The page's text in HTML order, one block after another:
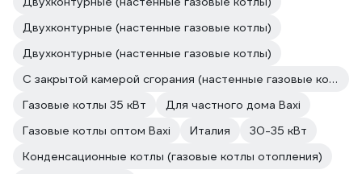
Двухконтурные (настенные газовые котлы)
Двухконтурные (настенные газовые котлы)
С закрытой камерой сгорания (настенные газовые котлы)
Газовые котлы 35 кВт
Для частного дома Baxi
Газовые котлы оптом Baxi
Италия
30-35 кВт
Конденсационные котлы (газовые котлы отопления)